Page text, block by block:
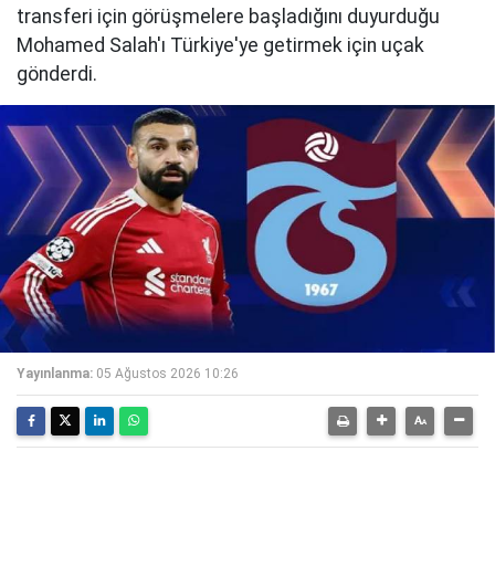
transferi için görüşmelere başladığını duyurduğu
Mohamed Salah'ı Türkiye'ye getirmek için uçak
gönderdi.
Yayınlanma: 05 Ağustos 2026 10:26